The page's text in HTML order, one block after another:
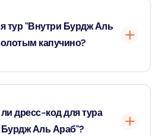
тур "Внутри Бурдж Аль
капучино?
около 90 минут, включая
дресс-код для тура
Аль Араб"?